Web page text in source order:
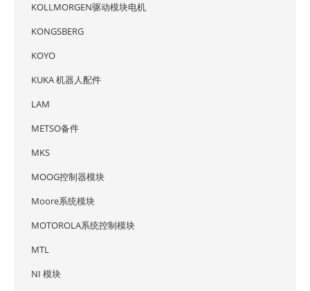
KOLLMORGEN驱动模块电机
KONGSBERG
KOYO
KUKA 机器人配件
LAM
METSO备件
MKS
MOOG控制器模块
Moore系统模块
MOTOROLA系统控制模块
MTL
NI 模块